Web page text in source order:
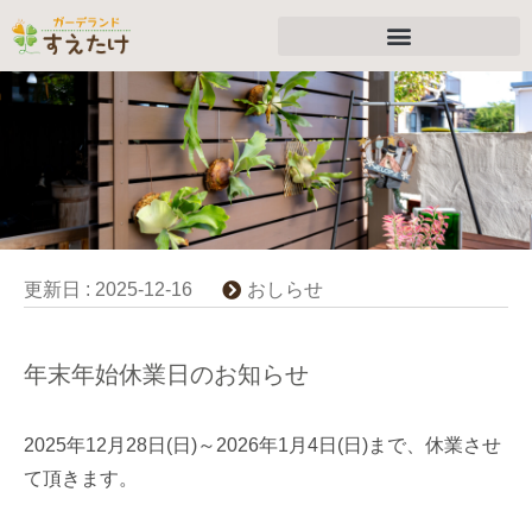
更新日 : 2025-12-16 おしらせ
年末年始休業日のお知らせ
2025年12月28日(日)～2026年1月4日(日)まで、休業させ
て頂きます。